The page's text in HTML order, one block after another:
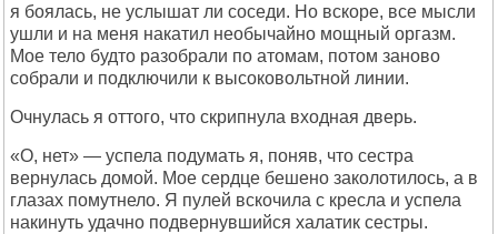
я боялась, не услышат ли соседи. Но вскоре, все мысли
ушли и на меня накатил необычайно мощный оргазм.
Мое тело будто разобрали по атомам, потом заново
собрали и подключили к высоковольтной линии.
Очнулась я оттого, что скрипнула входная дверь.
«О, нет» — успела подумать я, поняв, что сестра
вернулась домой. Мое сердце бешено заколотилось, а в
глазах помутнело. Я пулей вскочила с кресла и успела
накинуть удачно подвернувшийся халатик сестры.